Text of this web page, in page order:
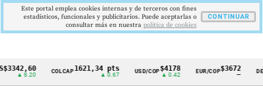
CintilloCOLCAP1621,34 pts USD/COP$4178
▲ 0.42
EUR/COP$3672
—
Este portal emplea cookies internas y de terceros con fines
estadísticos, funcionales y publicitarios. Puede aceptarlas o
consultar más en nuestra politica de cookies
CONTINUAR